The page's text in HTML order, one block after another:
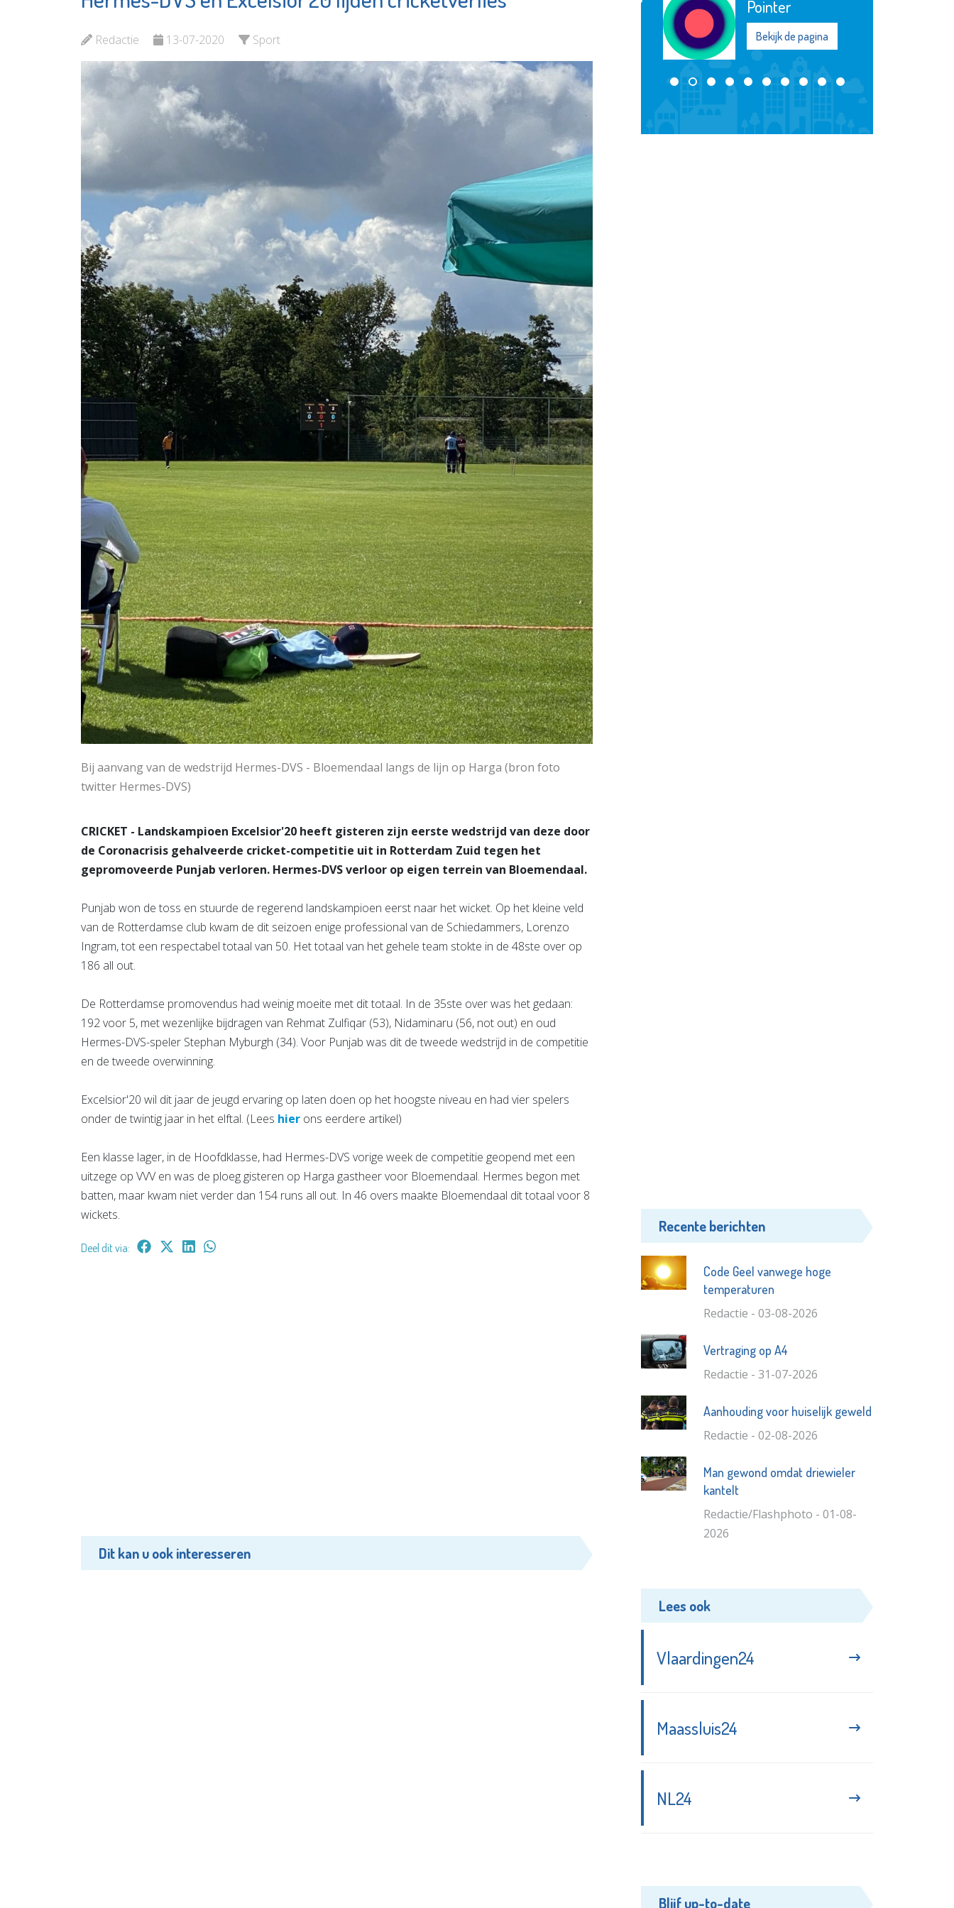
Redactie 13-07-2020 Sport
Bij aanvang van de wedstrijd Hermes-DVS - Bloemendaal langs de lijn op Harga (bron foto
twitter Hermes-DVS)
CRICKET - Landskampioen Excelsior'20 heeft gisteren zijn eerste wedstrijd van deze door
de Coronacrisis gehalveerde cricket-competitie uit in Rotterdam Zuid tegen het
gepromoveerde Punjab verloren. Hermes-DVS verloor op eigen terrein van Bloemendaal.
Punjab won de toss en stuurde de regerend landskampioen eerst naar het wicket. Op het kleine veld
van de Rotterdamse club kwam de dit seizoen enige professional van de Schiedammers, Lorenzo
Ingram, tot een respectabel totaal van 50. Het totaal van het gehele team stokte in de 48ste over op
186 all out.
De Rotterdamse promovendus had weinig moeite met dit totaal. In de 35ste over was het gedaan:
192 voor 5, met wezenlijke bijdragen van Rehmat Zulfiqar (53), Nidaminaru (56, not out) en oud
Hermes-DVS-speler Stephan Myburgh (34). Voor Punjab was dit de tweede wedstrijd in de competitie
en de tweede overwinning.
Excelsior'20 wil dit jaar de jeugd ervaring op laten doen op het hoogste niveau en had vier spelers
onder de twintig jaar in het elftal. (Lees hier ons eerdere artikel)
Een klasse lager, in de Hoofdklasse, had Hermes-DVS vorige week de competitie geopend met een
uitzege op VVV en was de ploeg gisteren op Harga gastheer voor Bloemendaal. Hermes begon met
batten, maar kwam niet verder dan 154 runs all out. In 46 overs maakte Bloemendaal dit totaal voor 8
wickets.
Deel dit via:
Dit kan u ook interesseren
Bekijk de pagina
Spieringshoek
Bekijk de pagina
College
Bekijk de pagina
Recente berichten
Code Geel vanwege hoge
temperaturen
Redactie - 03-08-2026
Vertraging op A4
Redactie - 31-07-2026
Aanhouding voor huiselijk geweld
Redactie - 02-08-2026
Man gewond omdat driewieler
kantelt
Redactie/Flashphoto - 01-08-
2026
Lees ook
Vlaardingen24
Maassluis24
NL24
Blijf up-to-date